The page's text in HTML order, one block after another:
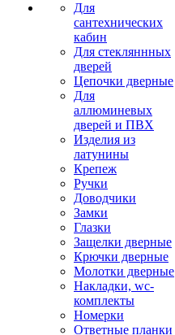
Для
сантехнических
кабин
Для стекляннных
дверей
Цепочки дверные
Для
аллюминевых
дверей и ПВХ
Изделия из
латунины
Крепеж
Ручки
Доводчики
Замки
Глазки
Защелки дверные
Крючки дверные
Молотки дверные
Накладки, wc-
комплекты
Номерки
Ответные планки